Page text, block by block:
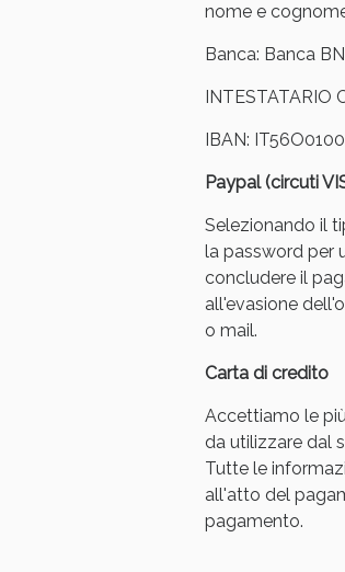
nome e
Banca: Banca
INTESTATARIO
IBAN:
Paypal (circuti
Selezionando il
la password per
concludere il
all'evasione
o mail.
Carta di credito
Accettiamo le
da utilizzare dal
Tutte le
all'atto del
pagamento.